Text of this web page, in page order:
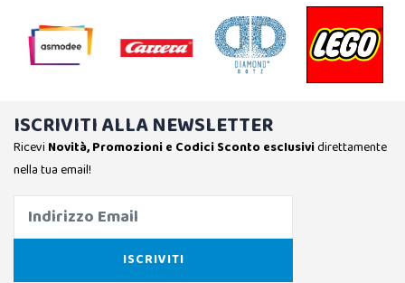
ISCRIVITI ALLA NEWSLETTER
Ricevi Novità, Promozioni e Codici Sconto esclusividirettamente
nella tua email!